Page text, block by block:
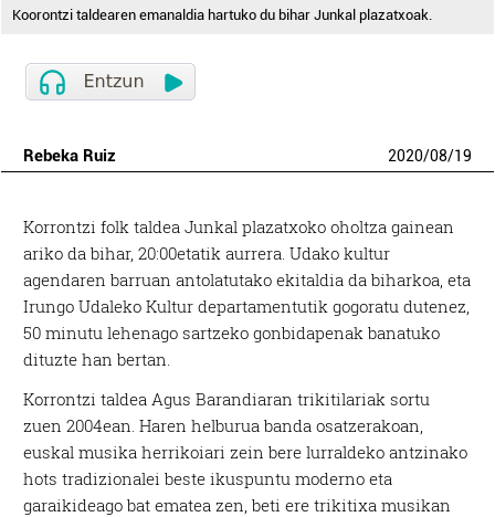
Koorontzi taldearen emanaldia hartuko du bihar Junkal plazatxoak.
Rebeka Ruiz 2020/08/19
Korrontzi folk taldea Junkal plazatxoko oholtza gainean
ariko da bihar, 20:00etatik aurrera. Udako kultur
agendaren barruan antolatutako ekitaldia da biharkoa, eta
Irungo Udaleko Kultur departamentutik gogoratu dutenez,
50 minutu lehenago sartzeko gonbidapenak banatuko
dituzte han bertan.
Korrontzi taldea Agus Barandiaran trikitilariak sortu
zuen 2004ean. Haren helburua banda osatzerakoan,
euskal musika herrikoiari zein bere lurraldeko antzinako
hots tradizionalei beste ikuspuntu moderno eta
garaikideago bat ematea zen, beti ere trikitixa musikan